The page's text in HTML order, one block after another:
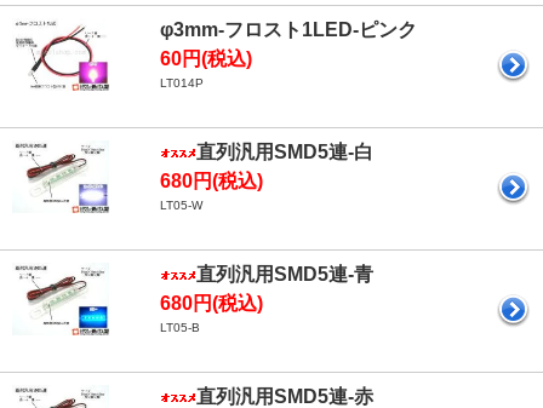
φ3mm-フロスト1LED-ピンク
60円(税込)
LT014P
直列汎用SMD5連-白
680円(税込)
LT05-W
直列汎用SMD5連-青
680円(税込)
LT05-B
直列汎用SMD5連-赤